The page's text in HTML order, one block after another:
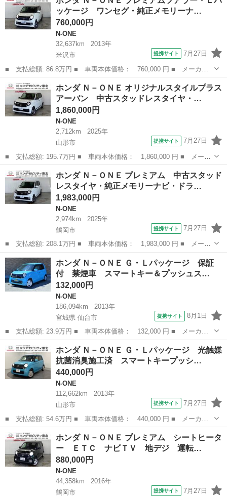
ー 車検２年 １年保証 修復歴なし スマートキー ベンチシー
ト ＣＶＴ 盗難防止...ッケージ ワンセグ・純正メモリーナ…
760,000円
N-ONE
32,637km
2013年
米沢市
提携サイト 7月27日
■ 支払総額: 86.8万円 ■ 車両本体価格： 760,000 円 ■ メーカー
名： ホンダ ■ 車種名： Ｎ－ＯＮＥ ■ グレード名： プレミア
ムツアラー・Ｌパッケージ ワンセグ・純正メモリーナビ・バックカ
メラ・純正リ...
山形 N-ONE
ホンダ Ｎ－ＯＮＥ オリジナルスタイルプラス
アーバン 中古スタッドレスタイヤ・…
1,860,000円
N-ONE
2,712km
2025年
山形市
提携サイト 7月27日
■ 支払総額: 195.7万円 ■ 車両本体価格： 1,860,000 円 ■ メーカ
ー名： ホンダ ■ 車種名： Ｎ－ＯＮＥ ■ グレード名： オリジ
ナルスタイルプラスアーバン 中古スタッドレスタイヤ・純正メモリ
ーナビ・...
山形 N-ONE
ホンダ Ｎ－ＯＮＥ プレミアム 中古スタッド
レスタイヤ・純正メモリーナビ・ドラ…
1,983,000円
N-ONE
2,974km
2025年
鶴岡市
提携サイト 7月27日
■ 支払総額: 208.1万円 ■ 車両本体価格： 1,983,000 円 ■ メーカ
ー名： ホンダ ■ 車種名： Ｎ－ＯＮＥ ■ グレード名： プレミ
アム 中古スタッドレスタイヤ・純正メモリーナビ・ドライブレコー
ダー前後...
山形 鶴岡市 N-ONE
ホンダ Ｎ－ＯＮＥ Ｇ・Ｌパッケージ 保証
付 禁煙車 スマートキー＆プッシュス…
132,000円
N-ONE
186,094km
2013年
宮城県 仙台市
提携サイト 8月1日
■ 支払総額: 23.9万円 ■ 車両本体価格： 132,000 円 ■ メーカー
名： ホンダ ■ 車種名： Ｎ－ＯＮＥ ■ グレード名： Ｇ・Ｌパ
ッケージ 保証付 禁煙車 スマートキー＆プッシュスタート ＨＩ
Ｄ＆オートラ...
宮城 N-ONE
ホンダ Ｎ－ＯＮＥ Ｇ・Ｌパッケージ 光触媒
抗菌消臭施工済 スマートキープッシ…
440,000円
N-ONE
112,662km
2013年
山形市
提携サイト 7月27日
■ 支払総額: 54.6万円 ■ 車両本体価格： 440,000 円 ■ メーカー
名： ホンダ ■ 車種名： Ｎ－ＯＮＥ ■ グレード名： Ｇ・Ｌパ
ッケージ 光触媒抗菌消臭施工済 スマートキープッシュスタート
Ｉ－ＳＴＯＰ...
山形 N-ONE
ホンダ Ｎ－ＯＮＥ プレミアム シートヒータ
ー ＥＴＣ ナビＴＶ 地デジ 運転…
880,000円
N-ONE
44,358km
2016年
鶴岡市
提携サイト 7月27日